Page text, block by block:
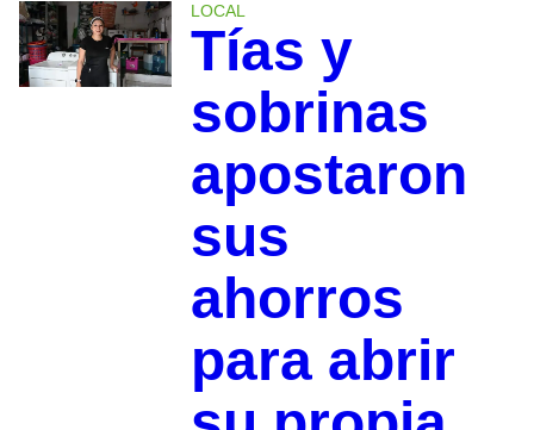
LOCAL
Tías y
sobrinas
apostaron
sus
ahorros
para abrir